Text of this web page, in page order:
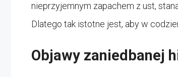
nieprzyjemnym zapachem z ust,
Dlatego tak istotne jest, aby w
Objawy zaniedbanej